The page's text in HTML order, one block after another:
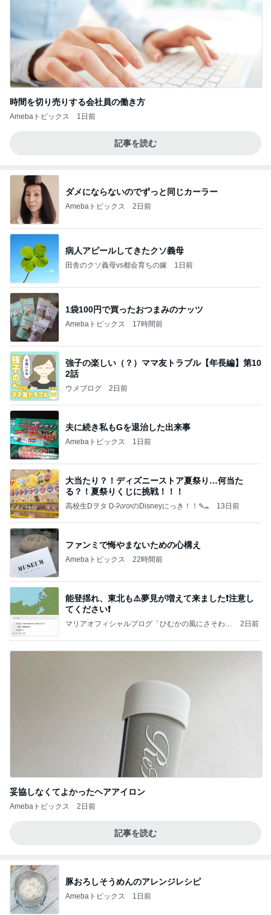
時間を切り売りする会社員の働き方
Amebaトピックス 1日前
記事を読む
ダメにならないのでずっと同じカーラー
Amebaトピックス 2日前
病人アピールしてきたクソ義母
田舎のクソ義母vs都会育ちの嫁 1日前
1袋100円で買ったおつまみのナッツ
Amebaトピックス 17時間前
強子の楽しい（？）ママ友トラブル【年長編】第10
2話
ウメブログ 2日前
夫に続き私もGを退治した出来事
Amebaトピックス 1日前
大当たり？！ディズニーストア夏祭り…何当た
る？！夏祭りくじに挑戦！！！
高校生Dヲタ Ꭰ-ᎮꭵꭹꭴのDisneyにっき！！✎ܚ 13日前
ファンミで悔やまないための心構え
Amebaトピックス 22時間前
能登揺れ、東北も⚠️夢見が増えて来ました❗️注意し
てください❗️
マリアオフィシャルブログ「ひむかの風にさそわれ
2日前
妥協しなくてよかったヘアアイロン
Amebaトピックス 2日前
記事を読む
豚おろしそうめんのアレンジレシピ
Amebaトピックス 1日前